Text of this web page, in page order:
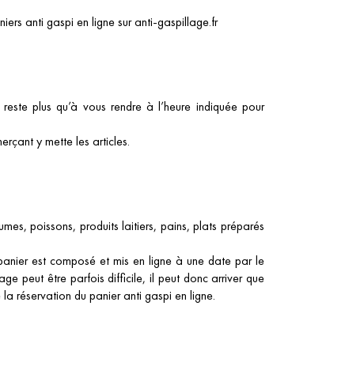
anti gaspi en ligne sur anti-gaspillage.fr
plus qu’à vous rendre à l’heure indiquée pour
y mette les articles.
poissons, produits laitiers, pains, plats préparés
est composé et mis en ligne à une date par le
peut être parfois difficile, il peut donc arriver que
réservation du panier anti gaspi en ligne.